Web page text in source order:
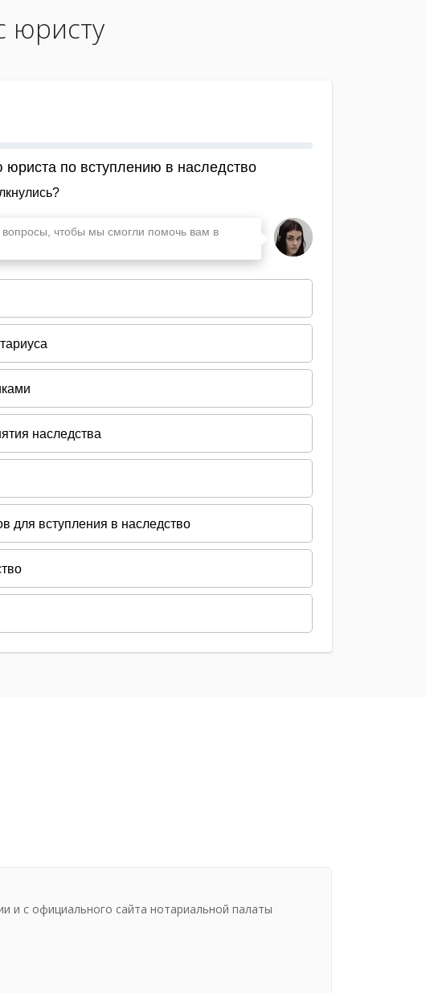
юристу
и с официального сайта нотариальной палаты